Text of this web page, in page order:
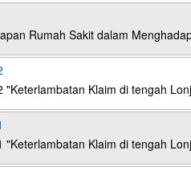
Rumah Sakit dalam
"Keterlambatan Klaim di tengah
"Keterlambatan Klaim di tengah